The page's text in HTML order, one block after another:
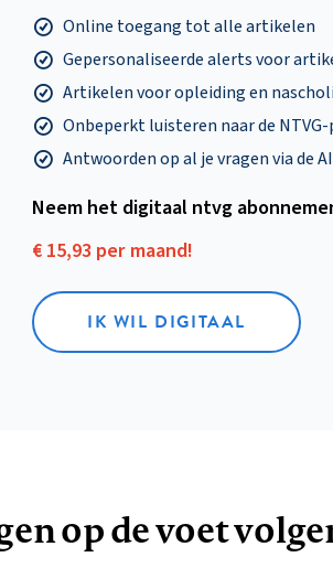
Online toegang tot alle artikelen
Gepersonaliseerde alerts voor
Artikelen voor opleiding en
Onbeperkt luisteren naar de
Antwoorden op al je vragen via de
Neem het digitaal ntvg
€ 15,93 per maand!
IK WIL DIGITAAL
op de voet